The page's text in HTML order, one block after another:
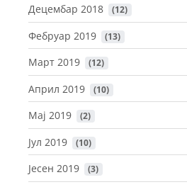
Децембар 2018 (12)
Фебруар 2019 (13)
Март 2019 (12)
Април 2019 (10)
Maj 2019 (2)
Јул 2019 (10)
Јесен 2019 (3)